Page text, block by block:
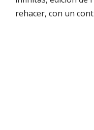
rehacer, con un